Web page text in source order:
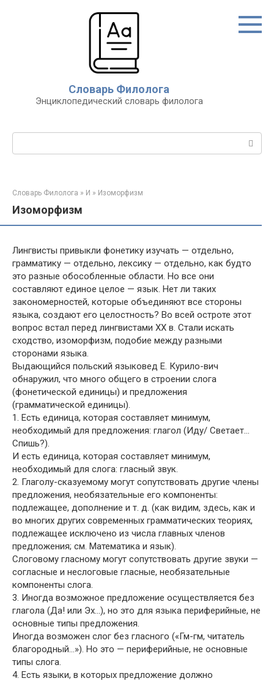
Словарь Филолога
Энциклопедический словарь филолога
Словарь Филолога » И » Изоморфизм
Изоморфизм
Лингвисты привыкли фонетику изучать — отдельно,
грамматику — отдельно, лексику — отдельно, как будто
это разные обособленные области. Но все они
составляют единое целое — язык. Нет ли таких
закономерностей, которые объединяют все стороны
языка, создают его целостность? Во всей остроте этот
вопрос встал перед лингвистами XX в. Стали искать
сходство, изоморфизм, подобие между разными
сторонами языка.
Выдающийся польский языковед Е. Курило-вич
обнаружил, что много общего в строении слога
(фонетической единицы) и предложения
(грамматической единицы).
1. Есть единица, которая составляет минимум,
необходимый для предложения: глагол (Иду/ Светает…
Спишь?).
И есть единица, которая составляет минимум,
необходимый для слога: гласный звук.
2. Глаголу-сказуемому могут сопутствовать другие члены
предложения, необязательные его компоненты:
подлежащее, дополнение и т. д. (как видим, здесь, как и
во многих других современных грамматических теориях,
подлежащее исключено из числа главных членов
предложения; см. Математика и язык).
Слоговому гласному могут сопутствовать другие звуки —
согласные и неслоговые гласные, необязательные
компоненты слога.
3. Иногда возможное предложение осуществляется без
глагола (Да! или Эх…), но это для языка периферийные, не
основные типы предложения.
Иногда возможен слог без гласного («Гм-гм, читатель
благородный…»). Но это — периферийные, не основные
типы слога.
4. Есть языки, в которых предложение должно